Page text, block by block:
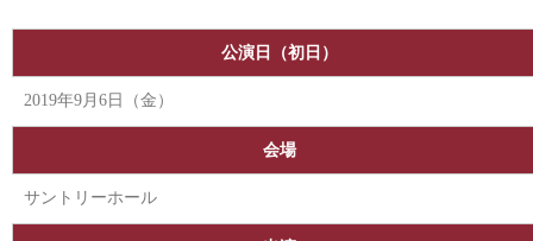
公演日（初日）
2019年9月6日（金）
会場
サントリーホール